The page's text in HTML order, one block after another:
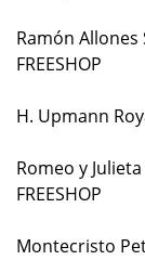
Ramón Allones
FREESHOP
H. Upmann
Romeo y
FREESHOP
Montecristo